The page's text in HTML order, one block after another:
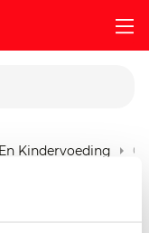
Kindervoeding